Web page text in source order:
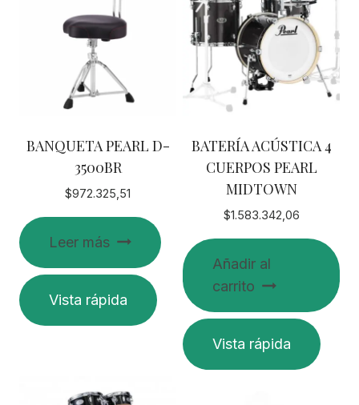
BANQUETA PEARL D-
3500BR
$972.325,51
Leer más
Vista rápida
BATERÍA ACÚSTICA 4
CUERPOS PEARL
MIDTOWN
$1.583.342,06
Añadir al
carrito
Vista rápida